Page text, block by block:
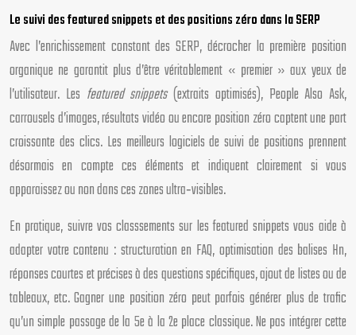
Le suivi des featured snippets et des positions zéro dans la SERP
Avec l’enrichissement constant des SERP, décrocher la première position
organique ne garantit plus d’être véritablement « premier » aux yeux de
l’utilisateur. Les featured snippets(extraits optimisés), People Also Ask,
carrousels d’images, résultats vidéo ou encore position zéro captent une part
croissante des clics. Les meilleurs logiciels de suivi de positions prennent
désormais en compte ces éléments et indiquent clairement si vous
apparaissez ou non dans ces zones ultra‑visibles.
En pratique, suivre vos classsements sur les featured snippets vous aide à
adapter votre contenu : structuration en FAQ, optimisation des balises Hn,
réponses courtes et précises à des questions spécifiques, ajout de listes ou de
tableaux, etc. Gagner une position zéro peut parfois générer plus de trafic
qu’un simple passage de la 5e à la 2e place classique. Ne pas intégrer cette